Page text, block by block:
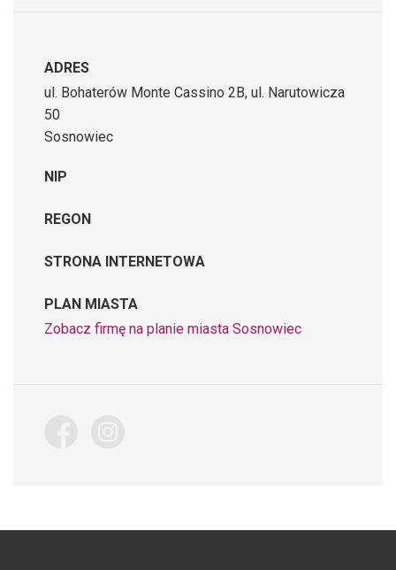
ADRES
ul. Bohaterów Monte Cassino 2B, ul. Narutowicza
50
Sosnowiec
NIP
REGON
STRONA INTERNETOWA
PLAN MIASTA
Zobacz firmę na planie miasta Sosnowiec